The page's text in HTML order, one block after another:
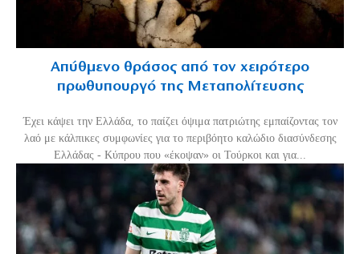
Απύθμενο θράσος από τον χειρότερο
πρωθυπουργό της Μεταπολίτευσης
Έχει κάψει την Ελλάδα, το παίζει όψιμα πατριώτης εμπαίζοντας τον
λαό με κάλπικες συμφωνίες για το περιβόητο καλώδιο διασύνδεσης
Ελλάδας - Κύπρου που «έκοψαν» οι Τούρκοι και για...